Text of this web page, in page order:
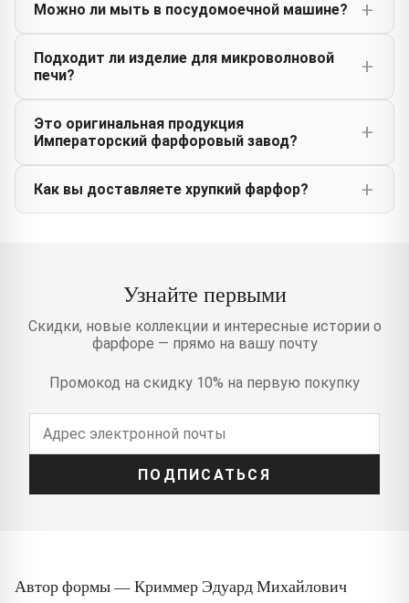
Можно ли мыть в посудомоечной машине?
Подходит ли изделие для микроволновой
печи?
Это оригинальная продукция
Императорский фарфоровый завод?
Как вы доставляете хрупкий фарфор?
Узнайте первыми
Скидки, новые коллекции и интересные истории о
фарфоре — прямо на вашу почту
Промокод на скидку 10% на первую покупку
ПОДПИСАТЬСЯ
Автор формы — Криммер Эдуард Михайлович